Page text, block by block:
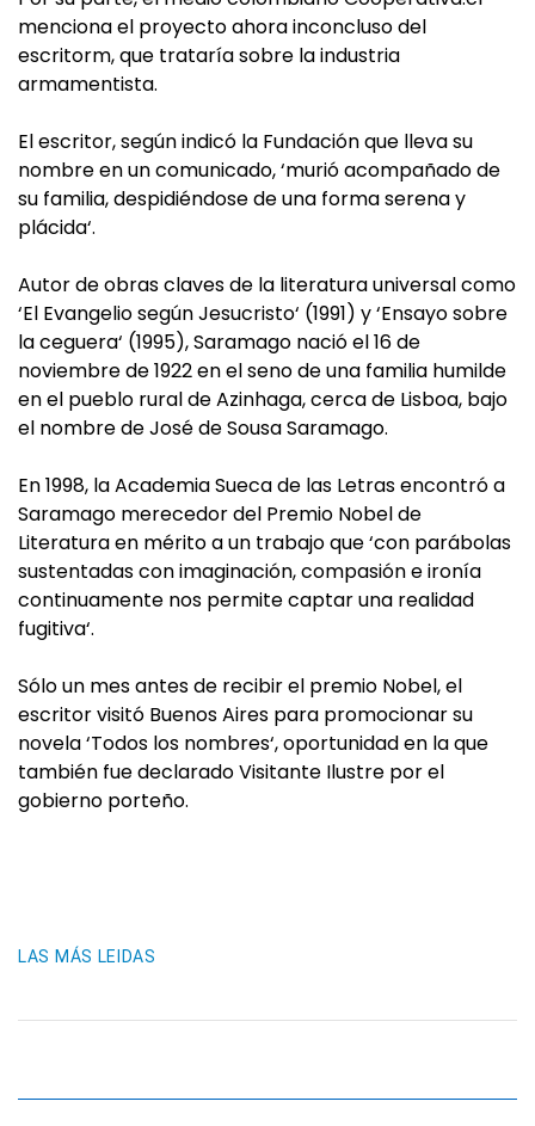
menciona el proyecto ahora inconcluso del
escritorm, que trataría sobre la industria
armamentista.
El escritor, según indicó la Fundación que lleva su
nombre en un comunicado, ‘murió acompañado de
su familia, despidiéndose de una forma serena y
plácida‘.
Autor de obras claves de la literatura universal como
‘El Evangelio según Jesucristo‘ (1991) y ‘Ensayo sobre
la ceguera‘ (1995), Saramago nació el 16 de
noviembre de 1922 en el seno de una familia humilde
en el pueblo rural de Azinhaga, cerca de Lisboa, bajo
el nombre de José de Sousa Saramago.
En 1998, la Academia Sueca de las Letras encontró a
Saramago merecedor del Premio Nobel de
Literatura en mérito a un trabajo que ‘con parábolas
sustentadas con imaginación, compasión e ironía
continuamente nos permite captar una realidad
fugitiva‘.
Sólo un mes antes de recibir el premio Nobel, el
escritor visitó Buenos Aires para promocionar su
novela ‘Todos los nombres‘, oportunidad en la que
también fue declarado Visitante Ilustre por el
gobierno porteño.
LAS MÁS LEIDAS